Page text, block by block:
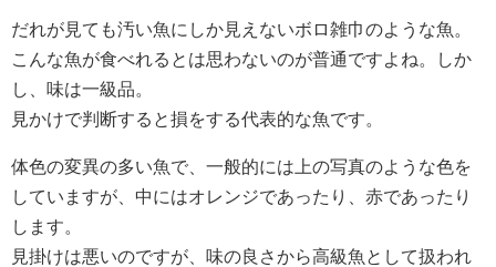
だれが見ても汚い魚にしか見えないボロ雑巾のような魚。
こんな魚が食べれるとは思わないのが普通ですよね。しか
し、味は一級品。
見かけで判断すると損をする代表的な魚です。
体色の変異の多い魚で、一般的には上の写真のような色を
していますが、中にはオレンジであったり、赤であったり
します。
見掛けは悪いのですが、味の良さから高級魚として扱われ